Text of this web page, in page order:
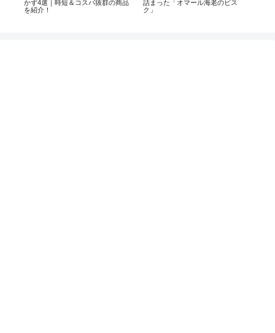
ワッフル3種類をご紹介します♪
プス5選！味・コスパを実食比較